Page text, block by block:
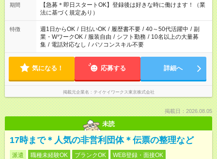
■17:00～21:00 ■22:00～翌6:00 など ※お仕事、勤務地により
勤務時間帯は異なります
期間
【急募＊即日スタートOK】登録後は好きな時に働けます！（業
法に基づく規定あり）
特徴 週1日からOK / 日払いOK / 履歴書不要 / 40～50代活躍中 / 副
業・WワークOK / 服装自由 / シフト勤務 / 10名以上の大量募
集 / 電話対応なし / パソコンスキル不要
気になる！ 応募する 詳細へ
掲載元企業名 テイケイワークス東京株式会社
掲載日：2026.08.05
未読
17時まで＊人気の非営利団体＊伝票の整理など
派遣 職種未経験OK ブランクOK WEB登録・面接OK